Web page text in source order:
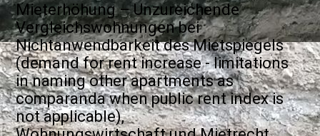
Mieterhöhung – Unzureichende
Vergleichswohnungen bei
Nichtanwendbarkeit des Mietspiegels
(demand for rent increase - limitations
in naming other apartments as
comparanda when public rent index is
not applicable),